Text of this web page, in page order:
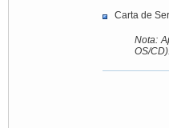
Carta de
Nota:
OS/CD).